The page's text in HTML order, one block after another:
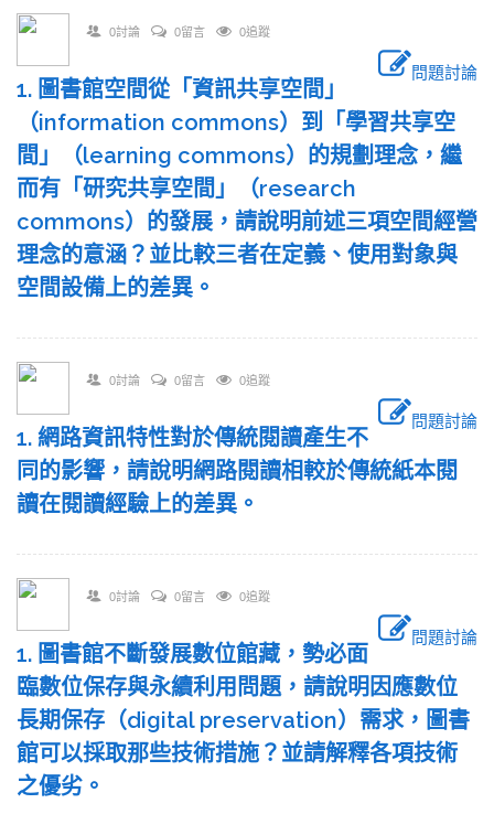
0討論 0留言 0追蹤
問題討論
1. 圖書館空間從「資訊共享空間」
（information commons）到「學習共享空
間」（learning commons）的規劃理念，繼
而有「研究共享空間」（research
commons）的發展，請說明前述三項空間經營
理念的意涵？並比較三者在定義、使用對象與
空間設備上的差異。
0討論 0留言 0追蹤
問題討論
1. 網路資訊特性對於傳統閱讀產生不
同的影響，請說明網路閱讀相較於傳統紙本閱
讀在閱讀經驗上的差異。
0討論 0留言 0追蹤
問題討論
1. 圖書館不斷發展數位館藏，勢必面
臨數位保存與永續利用問題，請說明因應數位
長期保存（digital preservation）需求，圖書
館可以採取那些技術措施？並請解釋各項技術
之優劣。